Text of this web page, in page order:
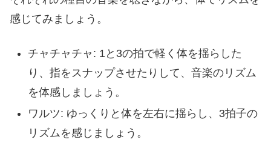
感じてみましょう。
チャチャチャ: 1と3の拍で軽く体を揺らした
り、指をスナップさせたりして、音楽のリズム
を体感しましょう。
ワルツ: ゆっくりと体を左右に揺らし、3拍子の
リズムを感じましょう。